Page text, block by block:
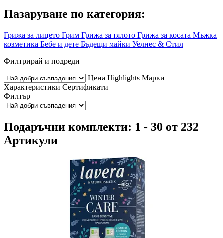
Пазаруване по категория:
Грижа за лицето Грим Грижа за тялото Грижа за косата Мъжка
козметика Бебе и дете Бъдещи майки Уелнес & Стил
Филтрирай и подреди
Цена Highlights Марки
Характеристики Сертификати
Филтър
Подаръчни комплекти: 1 - 30 от 232
Артикули